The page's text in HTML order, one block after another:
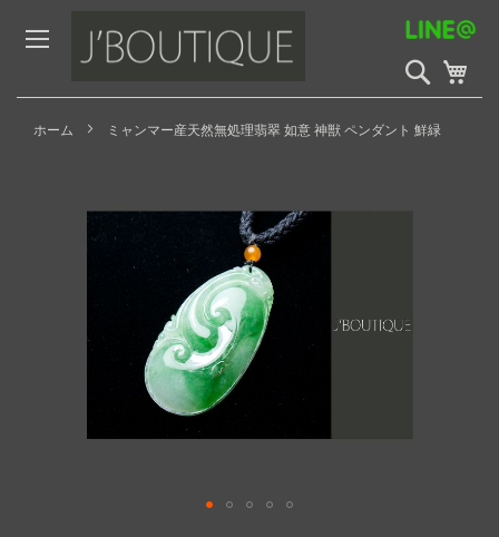
to
Content
検
索
開
始
ホーム ミャンマー産天然無処理翡翠 如意 神獣 ペンダント 鮮緑